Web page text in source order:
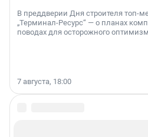
В преддверии Дня строителя топ-
„Терминал-Ресурс“ — о планах
поводах для осторожного
7 августа, 18:00